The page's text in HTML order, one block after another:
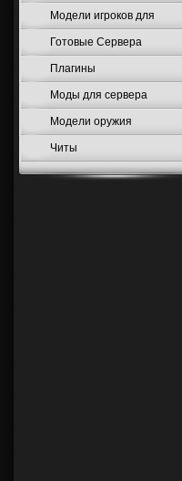
Модели игроков для
CSS
Готовые Сервера
Плагины
Моды для сервера
Модели оружия
Читы